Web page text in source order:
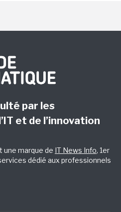
par les
et de l’innovation
marque de IT News Info, 1er
dédié aux professionnels